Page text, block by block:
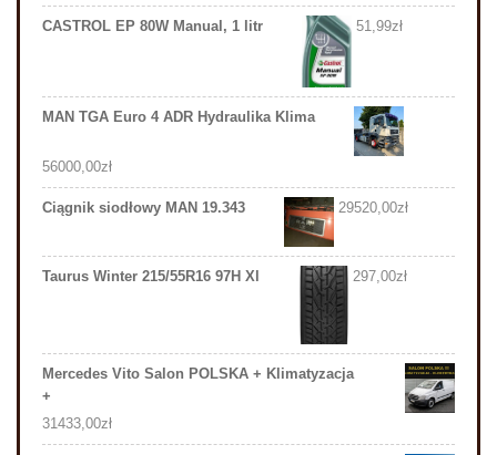
CASTROL EP 80W Manual, 1 litr 51,99zł
MAN TGA Euro 4 ADR Hydraulika Klima
56000,00zł
Ciągnik siodłowy MAN 19.343 29520,00zł
Taurus Winter 215/55R16 97H Xl 297,00zł
Mercedes Vito Salon POLSKA + Klimatyzacja
+
31433,00zł